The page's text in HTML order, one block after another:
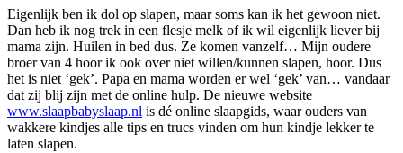
Eigenlijk ben ik dol op slapen, maar soms kan ik het gewoon niet.
Dan heb ik nog trek in een flesje melk of ik wil eigenlijk liever bij
mama zijn. Huilen in bed dus. Ze komen vanzelf… Mijn oudere
broer van 4 hoor ik ook over niet willen/kunnen slapen, hoor. Dus
het is niet ‘gek’. Papa en mama worden er wel ‘gek’ van… vandaar
dat zij blij zijn met de online hulp. De nieuwe website
www.slaapbabyslaap.nl is dé online slaapgids, waar ouders van
wakkere kindjes alle tips en trucs vinden om hun kindje lekker te
laten slapen.